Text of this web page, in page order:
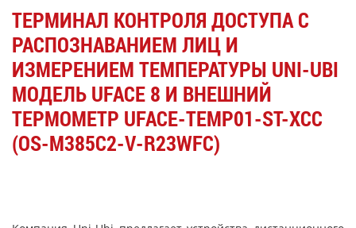
ТЕРМИНАЛ КОНТРОЛЯ ДОСТУПА С
РАСПОЗНАВАНИЕМ ЛИЦ И
ИЗМЕРЕНИЕМ ТЕМПЕРАТУРЫ UNI-UBI
МОДЕЛЬ UFACE 8 И ВНЕШНИЙ
ТЕРМОМЕТР UFACE-TEMP01-ST-XCC
(OS-M385C2-V-R23WFC)